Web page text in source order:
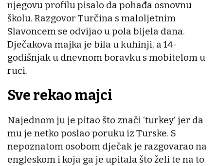
njegovu profilu pisalo da pohađa osnovnu
školu. Razgovor Turčina s maloljetnim
Slavoncem se odvijao u pola bijela dana.
Dječakova majka je bila u kuhinji, a 14-
godišnjak u dnevnom boravku s mobitelom u
ruci.
Sve rekao majci
Najednom ju je pitao što znači ‘turkey‘ jer da
mu je netko poslao poruku iz Turske. S
nepoznatom osobom dječak je razgovarao na
engleskom i koja ga je upitala što želi te na to